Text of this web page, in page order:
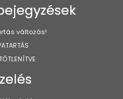
változás!